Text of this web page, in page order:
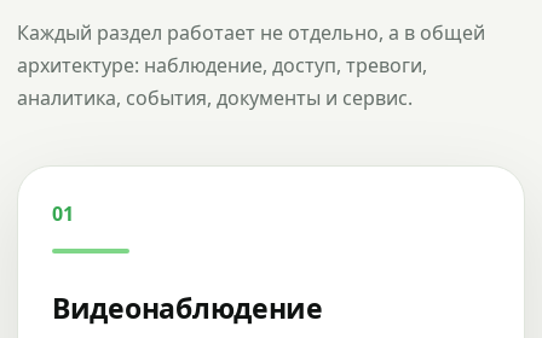
Каждый раздел работает не отдельно, а в общей
архитектуре: наблюдение, доступ, тревоги,
аналитика, события, документы и сервис.
01
Видеонаблюдение